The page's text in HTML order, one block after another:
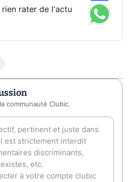
rien rater de l'actu
communauté Clubic.